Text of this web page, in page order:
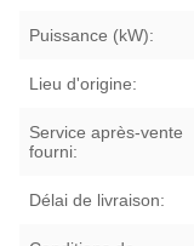
Puissance (kW):
Lieu d'origine:
Service après-vente
fourni:
Délai de livraison: